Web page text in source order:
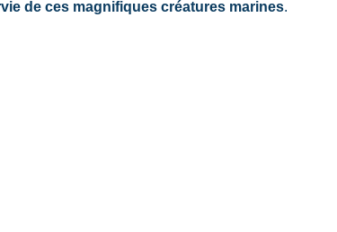
de ces magnifiques créatures marines.